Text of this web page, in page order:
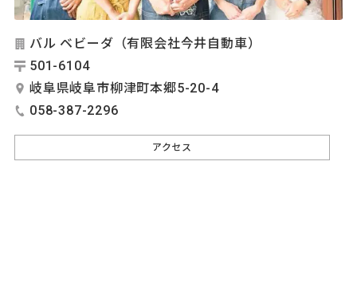
バル ベビーダ（有限会社今井自動車）
501-6104
岐阜県岐阜市柳津町本郷5-20-4
058-387-2296
アクセス